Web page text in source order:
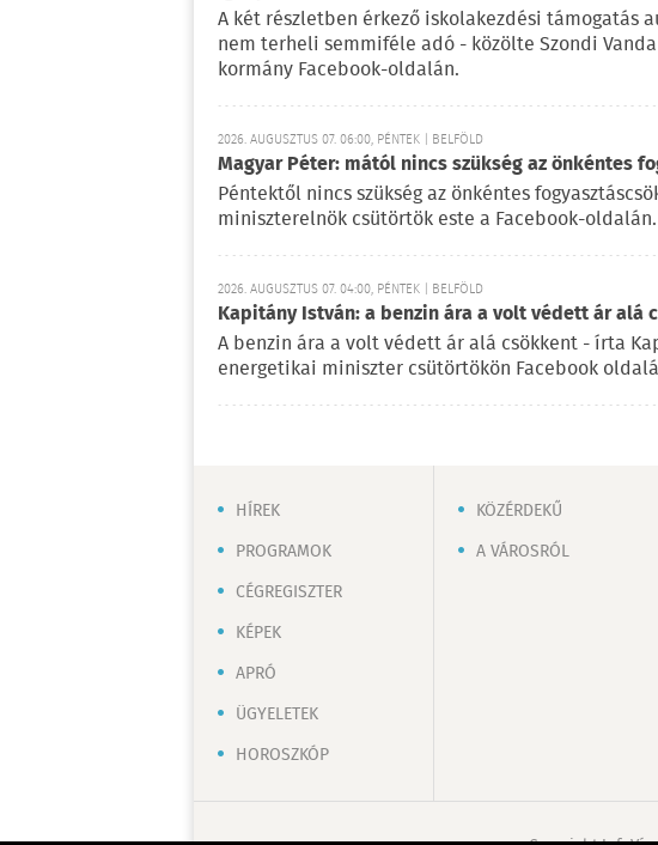
A két részletben érkező iskolakezdési támogatás
nem terheli semmiféle adó - közölte Szondi
kormány Facebook-oldalán.
2026. AUGUSZTUS 07. 06:00, PÉNTEK | BELFÖLD
Magyar Péter: mától nincs szükség az önkéntes
Péntektől nincs szükség az önkéntes
miniszterelnök csütörtök este a Facebook-oldalán.
2026. AUGUSZTUS 07. 04:00, PÉNTEK | BELFÖLD
Kapitány István: a benzin ára a volt védett ár alá
A benzin ára a volt védett ár alá csökkent - írta
energetikai miniszter csütörtökön Facebook
HÍREK
PROGRAMOK
CÉGREGISZTER
KÉPEK
APRÓ
ÜGYELETEK
HOROSZKÓP
KÖZÉRDEKŰ
A VÁROSRÓL